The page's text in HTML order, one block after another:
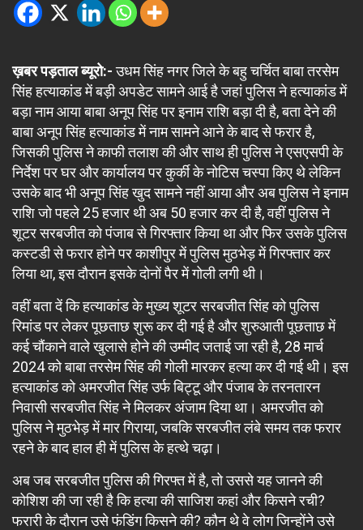
ख़बर पड़ताल ब्यूरो:-उधम सिंह नगर जिले के बहु चर्चित बाबा तरसेम
सिंह हत्याकांड में बड़ी अपडेट सामने आई है जहां पुलिस ने हत्याकांड में
बड़ा नाम आया बाबा अनूप सिंह पर इनाम राशि बड़ा दी है, बता देने की
बाबा अनूप सिंह हत्याकांड में नाम सामने आने के बाद से फरार है,
जिसकी पुलिस ने काफी तलाश की और साथ ही पुलिस ने एसएसपी के
निर्देश पर घर और कार्यालय पर कुर्की के नोटिस चस्पा किए थे लेकिन
उसके बाद भी अनूप सिंह खुद सामने नहीं आया और अब पुलिस ने इनाम
राशि जो पहले 25 हजार थी अब 50 हजार कर दी है, वहीं पुलिस ने
शूटर सरबजीत को पंजाब से गिरफ्तार किया था और फिर उसके पुलिस
कस्टडी से फरार होने पर काशीपुर में पुलिस मुठभेड़ में गिरफ्तार कर
लिया था, इस दौरान इसके दोनों पैर में गोली लगी थी।
वहीं बता दें कि हत्याकांड के मुख्य शूटर सरबजीत सिंह को पुलिस
रिमांड पर लेकर पूछताछ शुरू कर दी गई है और शुरुआती पूछताछ में
कई चौंकाने वाले खुलासे होने की उम्मीद जताई जा रही है, 28 मार्च
2024 को बाबा तरसेम सिंह की गोली मारकर हत्या कर दी गई थी। इस
हत्याकांड को अमरजीत सिंह उर्फ बिट्टू और पंजाब के तरनतारन
निवासी सरबजीत सिंह ने मिलकर अंजाम दिया था। अमरजीत को
पुलिस ने मुठभेड़ में मार गिराया, जबकि सरबजीत लंबे समय तक फरार
रहने के बाद हाल ही में पुलिस के हत्थे चढ़ा।
अब जब सरबजीत पुलिस की गिरफ्त में है, तो उससे यह जानने की
कोशिश की जा रही है कि हत्या की साजिश कहां और किसने रची?
फरारी के दौरान उसे फंडिंग किसने की? कौन थे वे लोग जिन्होंने उसे